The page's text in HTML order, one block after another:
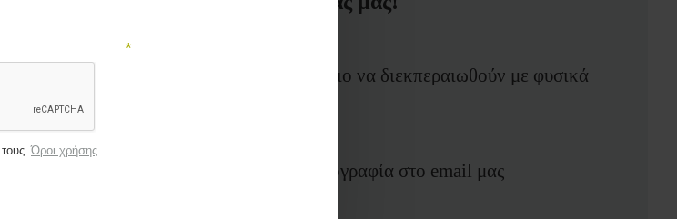
Όροι χρήσης
το απαραίτητο χρονικό περιθώριο να διεκπεραιωθούν με φυσικά
πακέτου μπορείτε να μας στείλετε φωτογραφία στο email μας